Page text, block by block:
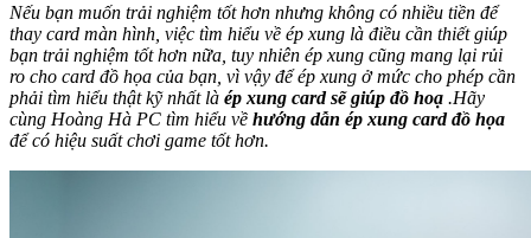
Nếu bạn muốn trải nghiệm tốt hơn nhưng không có nhiều tiền để
thay card màn hình, việc tìm hiểu về ép xung là điều cần thiết giúp
bạn trải nghiệm tốt hơn nữa, tuy nhiên ép xung cũng mang lại rủi
ro cho card đồ họa của bạn, vì vậy để ép xung ở mức cho phép cần
phải tìm hiểu thật kỹ nhất là ép xung card sẽ giúp đồ hoạ .Hãy
cùng Hoàng Hà PC tìm hiểu về hướng dẫn ép xung card đồ họa
để có hiệu suất chơi game tốt hơn.